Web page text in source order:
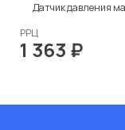
Датчик давления
РРЦ
1 363 ₽